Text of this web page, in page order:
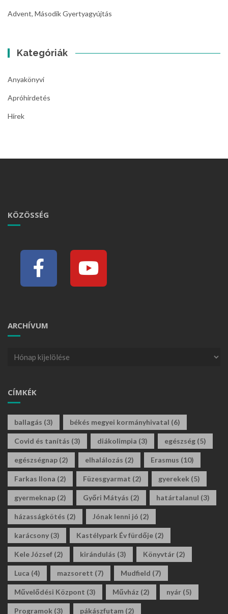
Advent, Második Gyertyagyújtás
Kategóriák
Anyakönyvi
Apróhirdetés
Hírek
KÖZÖSSÉG
ARCHÍVUM
CÍMKÉK
ballagás (3) békés megyei kormányhivatal (6)
Covid és tanítás (3) diákolimpia (3) egészség (5)
egészségnap (2) elhalálozás (2) Erasmus (10)
Farkas Ilona (2) Füzesgyarmat (2) gyerekek (5)
gyermeknap (2) Győri Mátyás (2) határtalanul (3)
házasságkötés (2) Jónak lenni jó (2)
karácsony (3) Kastélypark Év fürdője (2)
Kele József (2) kirándulás (3) Könyvtár (2)
Luca (4) mazsorett (7) Mudfield (7)
Művelődési Központ (3) Művház (2) nyár (5)
Programok (3) pákászfutam (2)